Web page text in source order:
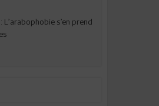
L’arabophobie s’en prend